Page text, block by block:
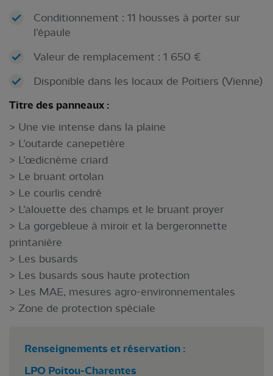
Conditionnement : 11 housses à porter sur
l’épaule
Valeur de remplacement : 1 650 €
Disponible dans les locaux de Poitiers (Vienne)
Titre des panneaux :
> Une vie intense dans la plaine
> L’outarde canepetière
> L’œdicnème criard
> Le bruant ortolan
> Le courlis cendré
> L’alouette des champs et le bruant proyer
> La gorgebleue à miroir et la bergeronnette
printanière
> Les busards
> Les busards sous haute protection
> Les MAE, mesures agro-environnementales
> Zone de protection spéciale
Renseignements et réservation :
LPO Poitou-Charentes